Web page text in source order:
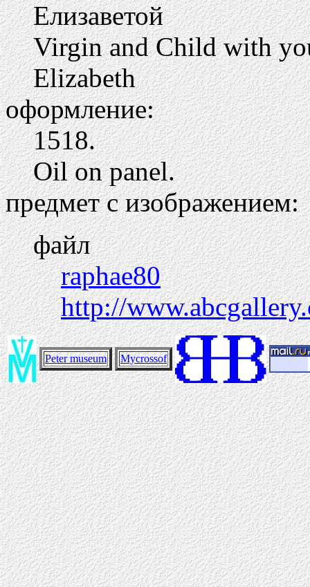
Елизаветой
Virgin and Child with
Elizabeth
оформление:
1518.
Oil on panel.
предмет с изображением:
файл
raphae80
http://
Peter museum Mycrossof